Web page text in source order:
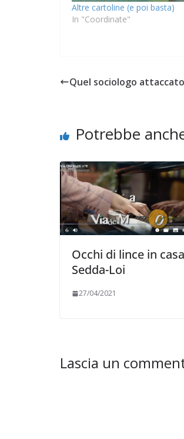
Altre cartoline (e poi basta)
In "Coordinate"
Quel sociologo
Potrebbe
Occhi di lince in casa
Sedda-Loi
27/04/2021
Lascia un